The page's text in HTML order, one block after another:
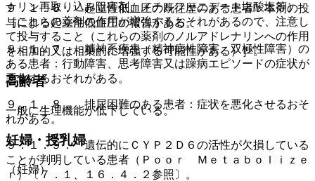
ナリン再取り込み阻害剤、メチルフェニデート塩酸塩等）
［これらの薬剤の作用が増強するおそれがあるので、注意し
て投与すること（これらの薬剤のノルアドレナリンへの作用
を相加的又は相乗的に増強する可能性がある）］。
高齢者
一般に生理機能が低下している。
妊婦・授乳婦
（妊婦）
９．１．６． 起立性低血圧の既往歴のある患者：本剤の投
与による起立性低血圧の報告がある。
９．１．７． 精神系疾患（精神病性障害、双極性障害）の
ある患者：行動障害、思考障害又は躁病エピソードの症状が
悪化するおそれがある。
９．１．８． 排尿困難のある患者：症状を悪化させるおそ
れがある。
９．１．９． 遺伝的にＣＹＰ２Ｄ６の活性が欠損している
ことが判明している患者（Ｐｏｏｒ Ｍｅｔａｂｏｌｉｚｅ
ｒ）〔７．１、１６．４．２参照〕。